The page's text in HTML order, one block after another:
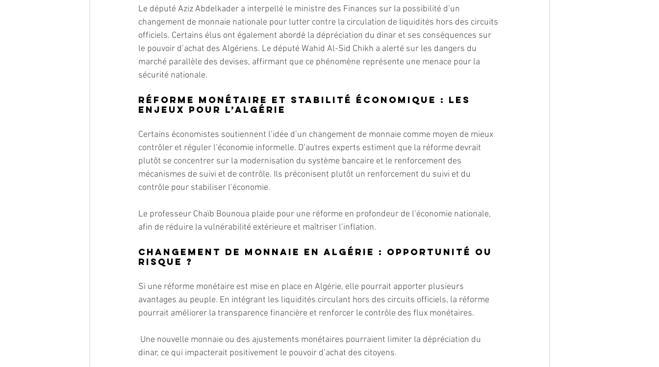
Le député Aziz Abdelkader a interpellé le ministre des Finances sur la possibilité d’un
changement de monnaie nationale pour lutter contre la circulation de liquidités hors des circuits
officiels. Certains élus ont également abordé la dépréciation du dinar et ses conséquences sur
le pouvoir d’achat des Algériens. Le député Wahid Al-Sid Chikh a alerté sur les dangers du
marché parallèle des devises, affirmant que ce phénomène représente une menace pour la
sécurité nationale.
Réforme monétaire et stabilité économique : les
enjeux pour l’Algérie
Certains économistes soutiennent l’idée d’un changement de monnaie comme moyen de mieux
contrôler et réguler l’économie informelle. D’autres experts estiment que la réforme devrait
plutôt se concentrer sur la modernisation du système bancaire et le renforcement des
mécanismes de suivi et de contrôle. Ils préconisent plutôt un renforcement du suivi et du
contrôle pour stabiliser l’économie.
Le professeur Chaïb Bounoua plaide pour une réforme en profondeur de l’économie nationale,
afin de réduire la vulnérabilité extérieure et maîtriser l’inflation.
Changement de monnaie en Algérie : opportunité ou
risque ?
Si une réforme monétaire est mise en place en Algérie, elle pourrait apporter plusieurs
avantages au peuple. En intégrant les liquidités circulant hors des circuits officiels, la réforme
pourrait améliorer la transparence financière et renforcer le contrôle des flux monétaires.
dinar, ce qui impacterait positivement le pouvoir d’achat des citoyens.